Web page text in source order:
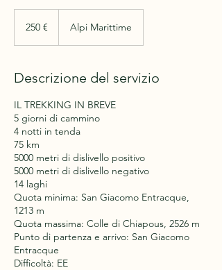
250 € Alpi Marittime
Descrizione del servizio
IL TREKKING IN BREVE
5 giorni di cammino
4 notti in tenda
75 km
5000 metri di dislivello positivo
5000 metri di dislivello negativo
14 laghi
Quota minima: San Giacomo Entracque,
1213 m
Quota massima: Colle di Chiapous, 2526 m
Punto di partenza e arrivo: San Giacomo
Entracque
Difficoltà: EE